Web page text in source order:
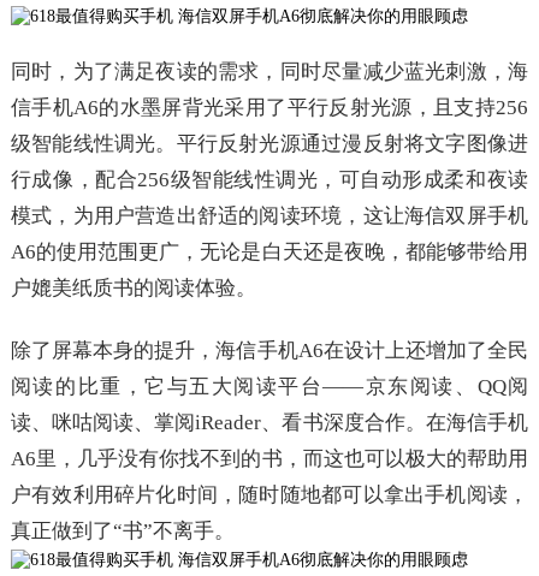
同时，为了满足夜读的需求，同时尽量减少蓝光刺激，海
信手机A6的水墨屏背光采用了平行反射光源，且支持256
级智能线性调光。平行反射光源通过漫反射将文字图像进
行成像，配合256级智能线性调光，可自动形成柔和夜读
模式，为用户营造出舒适的阅读环境，这让海信双屏手机
A6的使用范围更广，无论是白天还是夜晚，都能够带给用
户媲美纸质书的阅读体验。
除了屏幕本身的提升，海信手机A6在设计上还增加了全民
阅读的比重，它与五大阅读平台——京东阅读、QQ阅
读、咪咕阅读、掌阅iReader、看书深度合作。在海信手机
A6里，几乎没有你找不到的书，而这也可以极大的帮助用
户有效利用碎片化时间，随时随地都可以拿出手机阅读，
真正做到了“书”不离手。